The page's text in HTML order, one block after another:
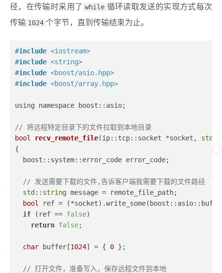
径，在传输时采用了 while 循环读取发送的实现方式每次
传输 1024 个字节，直到传输结束为止。
#include <iostream>
#include <string>
#include <boost/asio.hpp>
#include <boost/array.hpp>
using namespace boost::asio;
// 将远程特定目录下的文件拉取到本地目录
bool
recv_remote_file(ip::tcp::socket *socket, std
{
  boost::system::error_code error_code;
// 发送需要下载的文件,告诉客户端我需要下载的文件路径
std :: string message = remote_file_path;
bool
ref =
if (ref == false)
return false;
char buffer[1024] = { 0 };
// 打开文件，准备写入，保存远程文件到本地